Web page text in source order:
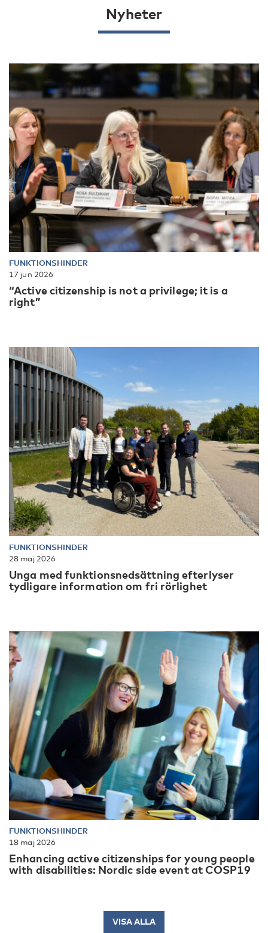
Nyheter
FUNKTIONSHINDER
17 jun 2026
“Active citizenship is not a privilege; it is a
right”
FUNKTIONSHINDER
28 maj 2026
Unga med funktionsnedsättning efterlyser
tydligare information om fri rörlighet
FUNKTIONSHINDER
18 maj 2026
Enhancing active citizenships for young people
with disabilities: Nordic side event at COSP19
VISA ALLA